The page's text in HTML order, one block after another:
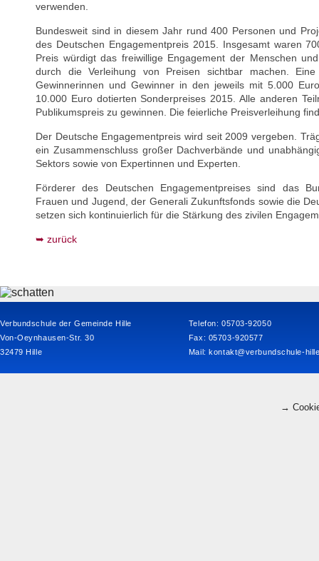
verwenden.
Bundesweit sind in diesem Jahr rund 400 Personen und
des Deutschen Engagementpreis 2015. Insgesamt waren
Preis würdigt das freiwillige Engagement der Menschen
durch die Verleihung von Preisen sichtbar machen.
Gewinnerinnen und Gewinner in den jeweils mit 5.000
10.000 Euro dotierten Sonderpreises 2015. Alle anderen
Publikumspreis zu gewinnen. Die feierliche Preisverleihung
Der Deutsche Engagementpreis wird seit 2009 vergeben.
ein Zusammenschluss großer Dachverbände und
Sektors sowie von Expertinnen und Experten.
Förderer des Deutschen Engagementpreises sind das
Frauen und Jugend, der Generali Zukunftsfonds sowie die
setzen sich kontinuierlich für die Stärkung des zivilen
zurück
Verbundschule der Gemeinde Hille
Von-Oeynhausen-Str. 30
32479 Hille
Telefon: 05703-92050
Fax: 05703-920577
Mail: kontakt@verbundschule-
→